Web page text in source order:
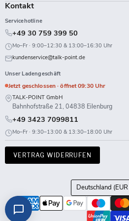
Kontakt
Servicehotline
+49 30 759 399 50
Mo–Fr · 9:00–12:30 & 13:00–16:30 Uhr
kundenservice@talk-point.de
Unser Ladengeschäft
Jetzt geschlossen · öffnet 09:30 Uhr
TALK-POINT GmbH
Bahnhofstraße 21, 04838 Eilenburg
+49 3423 7099811
Mo–Fr · 9:30–13:00 & 13:30–18:00 Uhr
VERTRAG WIDERRUFEN
Land
Deutschland